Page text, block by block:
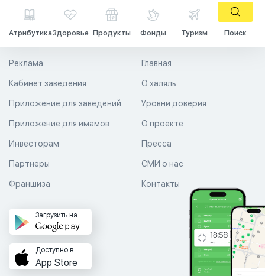
АтрибутикаЗдоровье Продукты Фонды Туризм Поиск
Главная
О халяль
Уровни доверия
Реклама
Кабинет заведения
Приложение для заведений
Приложение для имамов О проекте
Пресса
СМИ о нас
Контакты
Инвесторам
Партнеры
Франшиза
Загрузить на
Доступно в
App Store